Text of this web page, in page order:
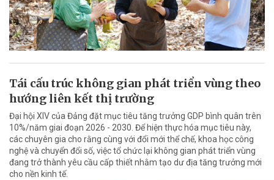
Tái cấu trúc không gian phát triển vùng theo
hướng liên kết thị trường
Đại hội XIV của Đảng đặt mục tiêu tăng trưởng GDP bình quân trên
10%/năm giai đoạn 2026 - 2030. Để hiện thực hóa mục tiêu này,
các chuyên gia cho rằng cùng với đổi mới thể chế, khoa học công
nghệ và chuyển đổi số, việc tổ chức lại không gian phát triển vùng
đang trở thành yêu cầu cấp thiết nhằm tạo dư địa tăng trưởng mới
cho nền kinh tế.